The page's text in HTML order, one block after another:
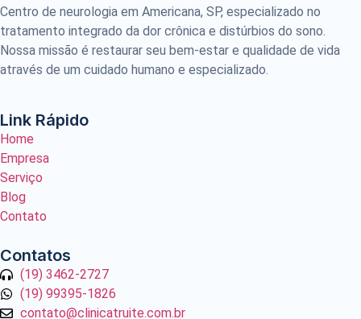
Centro de neurologia em Americana, SP, especializado no
tratamento integrado da dor crônica e distúrbios do sono.
Nossa missão é restaurar seu bem-estar e qualidade de vida
através de um cuidado humano e especializado.
Link Rápido
Home
Empresa
Serviço
Blog
Contato
Contatos
(19) 3462-2727
(19) 99395-1826
contato@clinicatruite.com.br